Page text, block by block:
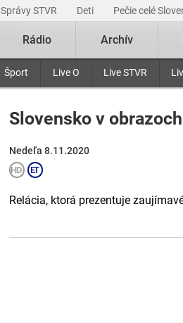
Správy STVR Deti Pečie celé
Šport Live O Live STVR
Rádio Archív
Slovensko v obrazoch
Nedeľa 8.11.2020
Relácia, ktorá prezentuje